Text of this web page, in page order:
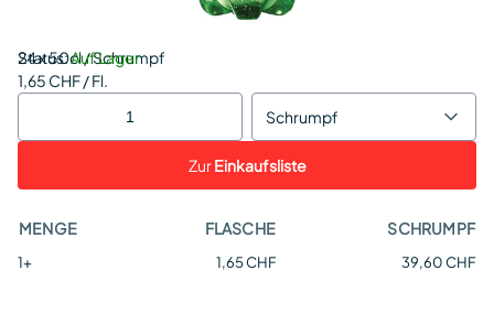
Status:Auf Lager
24 x 50cl / Schrumpf
1,65 CHF / Fl.
Schrumpf
ZurEinkaufsliste
MENGE FLASCHE SCHRUMPF
1+ 1,65 CHF 39,60 CHF